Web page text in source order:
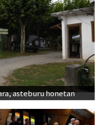
asteburu honetan